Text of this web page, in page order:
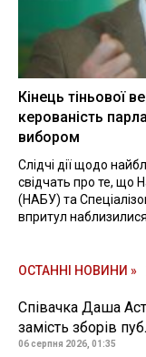
Кінець тіньової
керованість
вибором
Слідчі дії щодо
свідчать про те, що
(НАБУ) та
впритул
ОСТАННІ НОВИНИ »
Співачка Даша
замість зборів
06 серпня 2026, 01:35